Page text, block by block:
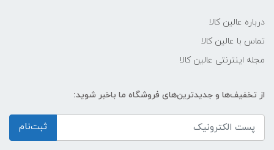
درباره عالین کالا
تماس با عالین کالا
مجله اینترنتی عالین کالا
از تخفیف‌ها و جدیدترین‌های فروشگاه ما باخبر شوید:
ثبت‌نام